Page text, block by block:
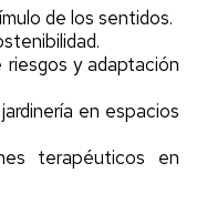
de los sentidos.
riesgos y adaptación
en espacios
terapéuticos en